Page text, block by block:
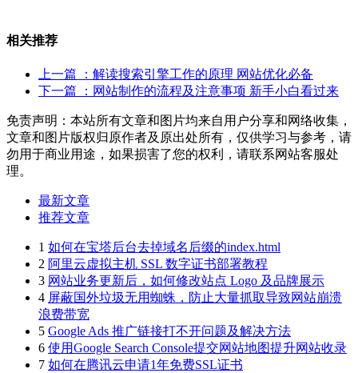
相关推荐
上一篇
：解读搜索引擎工作的原理 网站优化必备
下一篇
：网站制作的流程及注意事项 新手小白看过来
免责声明：本站所有文章和图片均来自用户分享和网络收集，
文章和图片版权归原作者及原出处所有，仅供学习与参考，请
勿用于商业用途，如果损害了您的权利，请联系网站客服处
理。
最新文章
推荐文章
1 如何在宝塔后台去掉域名后缀的index.html
2 阿里云虚拟主机 SSL 数字证书部署教程
3 网站业务更新后，如何修改站点 Logo 及品牌展示
4 屏蔽国外垃圾无用蜘蛛，防止大量抓取导致网站崩溃
浪费带宽
5 Google Ads 推广链接打不开问题及解决方法
6 使用Google Search Console提交网站地图提升网站收录
7 如何在腾讯云申请1年免费SSL证书